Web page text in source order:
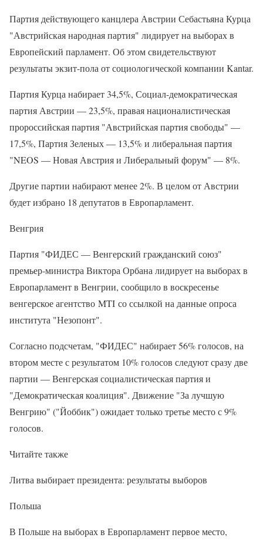
Партия действующего канцлера Австрии Себастьяна Курца
"Австрийская народная партия" лидирует на выборах в
Европейский парламент. Об этом свидетельствуют
результаты экзит-пола от социологической компании Kantar.
Партия Курца набирает 34,5%, Социал-демократическая
партия Австрии — 23,5%, правая националистическая
пророссийская партия "Австрийская партия свободы" —
17,5%, Партия Зеленых — 13,5% и либеральная партия
"NEOS — Новая Австрия и Либеральный форум" — 8%.
Другие партии набирают менее 2%. В целом от Австрии
будет избрано 18 депутатов в Европарламент.
Венгрия
Партия "ФИДЕС — Венгерский гражданский союз"
премьер-министра Виктора Орбана лидирует на выборах в
Европарламент в Венгрии, сообщило в воскресенье
венгерское агентство MTI со ссылкой на данные опроса
института "Незопонт".
Согласно подсчетам, "ФИДЕС" набирает 56% голосов, на
втором месте с результатом 10% голосов следуют сразу две
партии — Венгерская социалистическая партия и
"Демократическая коалиция". Движение "За лучшую
Венгрию" ("Йоббик") ожидает только третье место с 9%
голосов.
Читайте также
Литва выбирает президента: результаты выборов
Польша
В Польше на выборах в Европарламент первое место,